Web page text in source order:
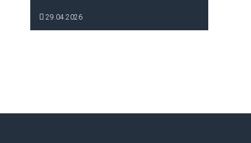
29.04.2026